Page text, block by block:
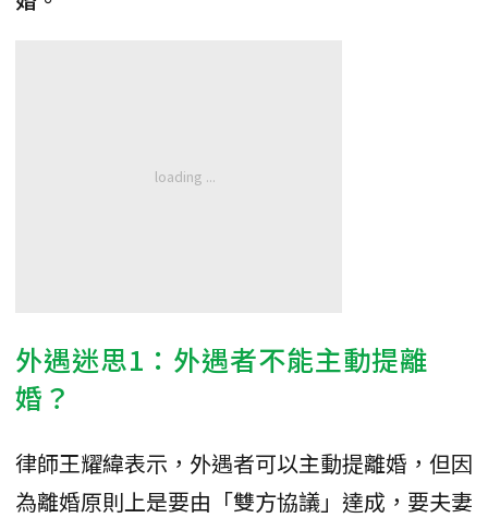
外遇迷思1：外遇者不能主動提離
婚？
律師王耀緯表示，外遇者可以主動提離婚，但因
為離婚原則上是要由「雙方協議」達成，要夫妻